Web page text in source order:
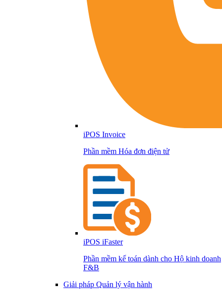
iPOS Invoice
Phần mềm Hóa đơn điện tử
iPOS iFaster
Phần mềm kế toán dành cho Hộ kinh doanh
F&B
Giải pháp Quản lý vận hành